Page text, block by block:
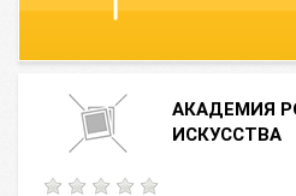
АКАДЕМИЯ
ИСКУССТВА